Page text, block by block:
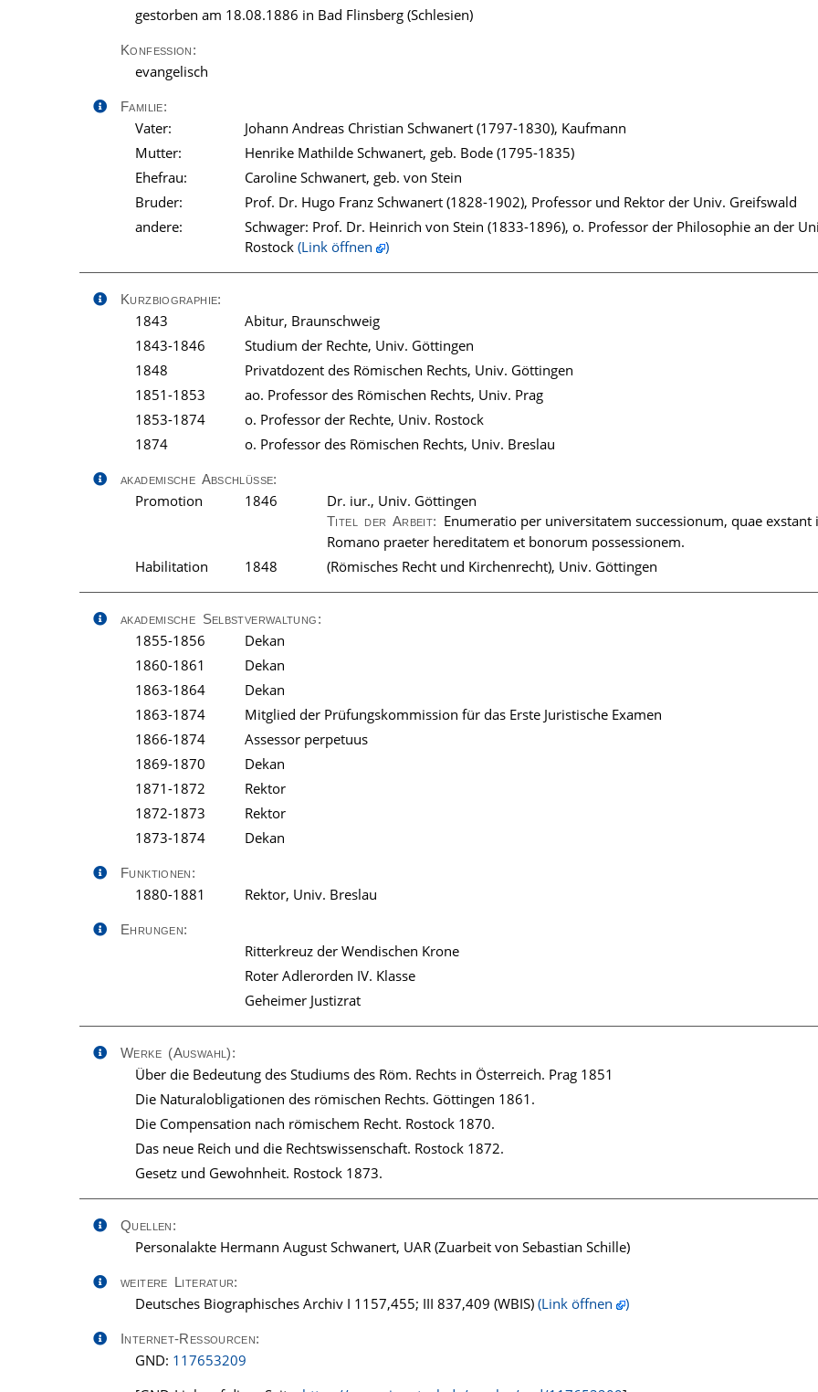
gestorben am 18.08.1886 in Bad Flinsberg (Schlesien)
Konfession:
evangelisch
Familie:
Vater:
Johann Andreas Christian Schwanert (1797-1830), Kaufmann
Mutter:
Henrike Mathilde Schwanert, geb. Bode (1795-1835)
Ehefrau:
Caroline Schwanert, geb. von Stein
Bruder:
Prof. Dr. Hugo Franz Schwanert (1828-1902), Professor und Rektor der Univ. Greifswald
andere:
Schwager: Prof. Dr. Heinrich von Stein (1833-1896), o. Professor der Philosophie an der
Rostock (Link öffnen )
Kurzbiographie:
1843
Abitur, Braunschweig
1843-1846
Studium der Rechte, Univ. Göttingen
1848
Privatdozent des Römischen Rechts, Univ. Göttingen
1851-1853
ao. Professor des Römischen Rechts, Univ. Prag
1853-1874
o. Professor der Rechte, Univ. Rostock
1874
o. Professor des Römischen Rechts, Univ. Breslau
akademische Abschlüsse:
Promotion 1846 Dr. iur., Univ. Göttingen
Titel der Arbeit: Enumeratio per universitatem successionum, quae exstant
Romano praeter hereditatem et bonorum possessionem.
Habilitation
1848 (Römisches Recht und Kirchenrecht), Univ. Göttingen
akademische Selbstverwaltung:
1855-1856
Dekan
1860-1861
Dekan
1863-1864
Dekan
1863-1874
Mitglied der Prüfungskommission für das Erste Juristische Examen
1866-1874
Assessor perpetuus
1869-1870
Dekan
1871-1872
Rektor
1872-1873
Rektor
1873-1874
Dekan
Funktionen:
1880-1881 Rektor, Univ. Breslau
Ehrungen:
Ritterkreuz der Wendischen Krone
Roter Adlerorden IV. Klasse
Geheimer Justizrat
Werke (Auswahl):
Über die Bedeutung des Studiums des Röm. Rechts in Österreich. Prag 1851
Die Naturalobligationen des römischen Rechts. Göttingen 1861.
Die Compensation nach römischem Recht. Rostock 1870.
Das neue Reich und die Rechtswissenschaft. Rostock 1872.
Gesetz und Gewohnheit. Rostock 1873.
Quellen:
Personalakte Hermann August Schwanert, UAR (Zuarbeit von Sebastian Schille)
weitere Literatur:
Deutsches Biographisches Archiv I 1157,455; III 837,409 (WBIS) (Link öffnen )
Internet-Ressourcen:
GND: 117653209